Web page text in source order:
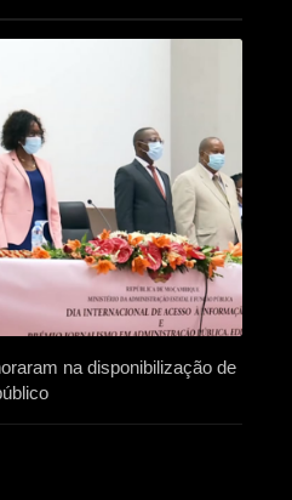
na disponibilização de